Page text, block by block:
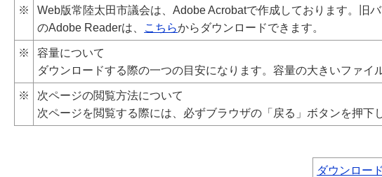
※ Web版常陸太田市議会は、AdobeAcrobatで作成しております。旧
のAdobe Readerは、 こちらからダウンロードできます。
※
容量について
ダウンロードする際の一つの目安になります。容量の大きいファ
※
次ページの閲覧方法について
次ページを閲覧する際には、必ずブラウザの「戻る」ボタンを押下
ダウンロー